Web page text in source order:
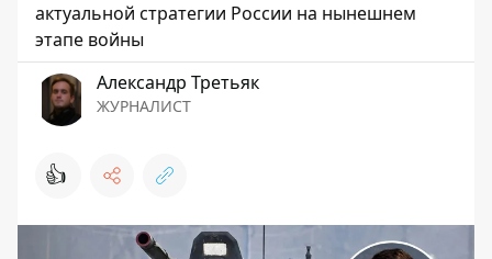
актуальной стратегии России на нынешнем
этапе войны
Александр Третьяк
ЖУРНАЛИСТ
👍